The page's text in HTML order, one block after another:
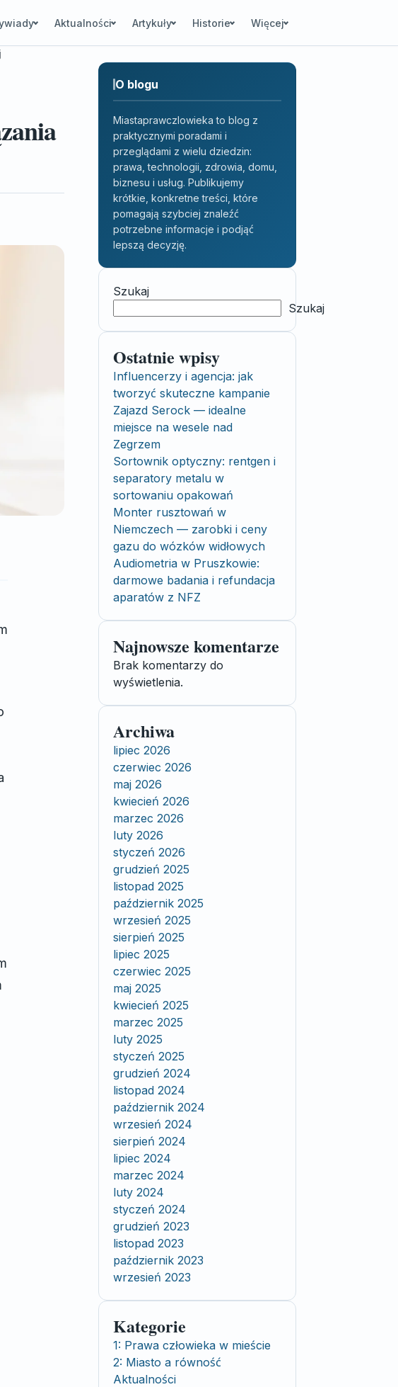
Aktualności Artykuły Historie Więcej
O blogu
Miastaprawczlowieka to blog z
praktycznymi poradami i
przeglądami z wielu dziedzin:
prawa, technologii, zdrowia, domu,
biznesu i usług. Publikujemy
krótkie, konkretne treści, które
pomagają szybciej znaleźć
potrzebne informacje i podjąć
lepszą decyzję.
Szukaj
Szukaj
Ostatnie wpisy
Influencerzy i agencja: jak
tworzyć skuteczne kampanie
Zajazd Serock — idealne
miejsce na wesele nad
Zegrzem
Sortownik optyczny: rentgen i
separatory metalu w
sortowaniu opakowań
Monter rusztowań w
Niemczech — zarobki i ceny
gazu do wózków widłowych
Audiometria w Pruszkowie:
darmowe badania i refundacja
aparatów z NFZ
Najnowsze komentarze
Brak komentarzy do
wyświetlenia.
Archiwa
lipiec 2026
czerwiec 2026
maj 2026
kwiecień 2026
marzec 2026
luty 2026
styczeń 2026
grudzień 2025
listopad 2025
październik 2025
wrzesień 2025
sierpień 2025
lipiec 2025
czerwiec 2025
maj 2025
kwiecień 2025
marzec 2025
luty 2025
styczeń 2025
grudzień 2024
listopad 2024
październik 2024
wrzesień 2024
sierpień 2024
lipiec 2024
marzec 2024
luty 2024
styczeń 2024
grudzień 2023
listopad 2023
październik 2023
wrzesień 2023
Kategorie
1: Prawa człowieka w mieście
2: Miasto a równość
Aktualności